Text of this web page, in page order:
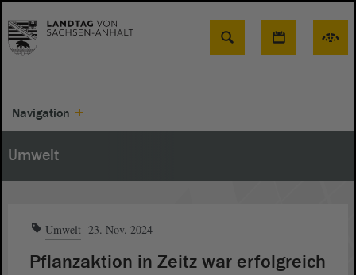
Suche
Navigation
Umwelt
Umwelt 23. Nov. 2024
Pflanzaktion in Zeitz war erfolgreich